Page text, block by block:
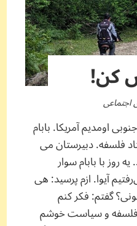
کن!
اومدیم آمریکا. بابام
فلسفه. دبیرستان می
روز با بابام سوار
آیوا. ازم پرسید: هی
گفتم: فکر کنم
و سیاست خوشم